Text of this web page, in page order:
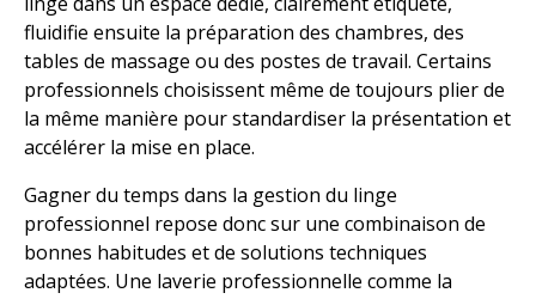
fluidifie ensuite la préparation des chambres, des
tables de massage ou des postes de travail. Certains
professionnels choisissent même de toujours plier de
la même manière pour standardiser la présentation et
accélérer la mise en place.
Gagner du temps dans la gestion du linge
professionnel repose donc sur une combinaison de
bonnes habitudes et de solutions techniques
adaptées. Une laverie professionnelle comme la